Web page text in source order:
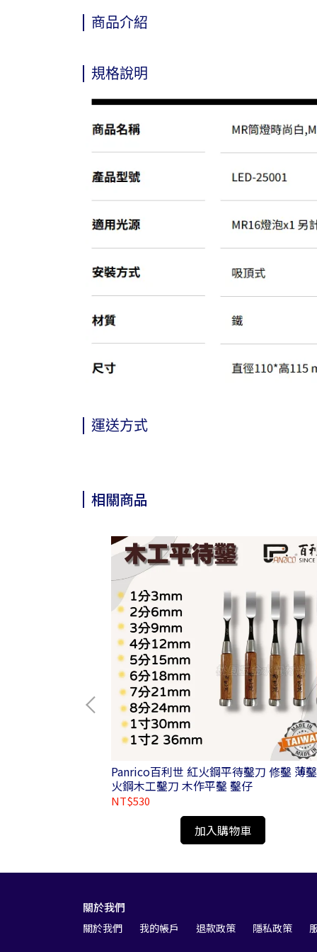
商品介紹
規格說明
運送方式
相關商品
Panrico百利世 紅火鋼平待鑿刀 修鑿 薄
火鋼木工鑿刀 木作平鑿 鑿仔
NT$530
加入購物車
關於我們
關於我們 我的帳戶 退款政策 隱私政策